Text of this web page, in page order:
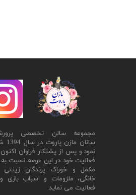
مجموعه سالن تخصصی
نمود.و پس از پشتکار فراوان
فعالیت خود در این عرصه نسبت به
مکمل و خوراک پرندگان زینتی
خانگی، ملزومات و اسباب بازی
فعالیت می نماید.